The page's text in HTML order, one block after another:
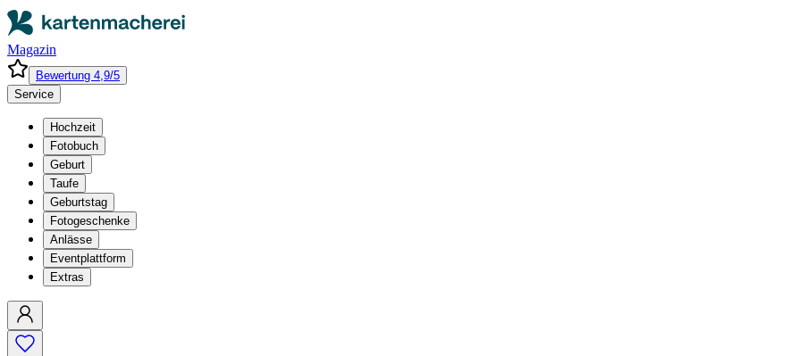
Magazin
Bewertung 4,9/5
Service
Hochzeit
Fotobuch
Geburt
Taufe
Geburtstag
Fotogeschenke
Anlässe
Eventplattform
Extras